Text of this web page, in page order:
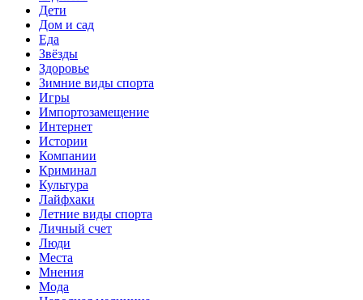
Дети
Дом и сад
Еда
Звёзды
Здоровье
Зимние виды спорта
Игры
Импортозамещение
Интернет
Истории
Компании
Криминал
Культура
Лайфхаки
Летние виды спорта
Личный счет
Люди
Места
Мнения
Мода